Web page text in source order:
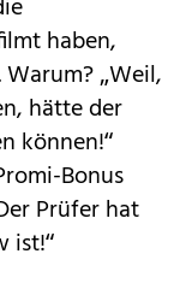
haben,
„Weil,
hätte der
können!“
Bonus
Prüfer hat
ist!“